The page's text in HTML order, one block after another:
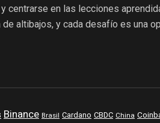
centrarse en las lecciones
altibajos, y cada desafío es una
Binance Brasil Cardano CBDC China